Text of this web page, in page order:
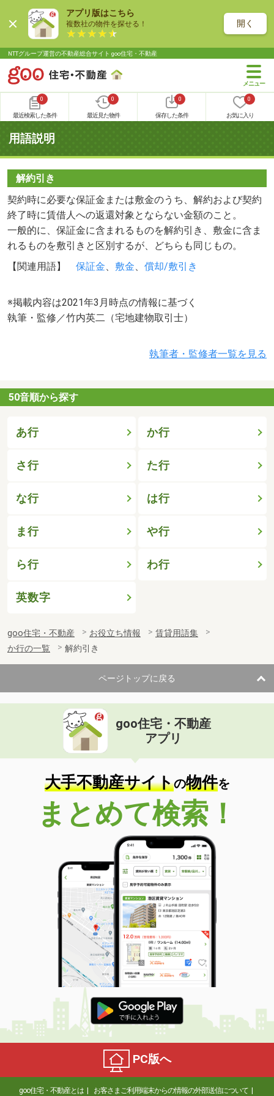
アプリ版はこちら
複数社の物件を探せる！ 開く
NTTグループ運営の不動産総合サイト goo住宅・不動産
0
最近検索した条件
0
最近見た物件
0
保存した条件
0
お気に入り
用語説明
解約引き
契約時に必要な保証金または敷金のうち、解約および契約
終了時に賃借人への返還対象とならない金額のこと。
一般的に、保証金に含まれるものを解約引き、敷金に含ま
れるものを敷引きと区別するが、どちらも同じもの。
【関連用語】 保証金、 敷金、 償却/敷引き
※掲載内容は2021年3月時点の情報に基づく
執筆・監修／竹内英二（宅地建物取引士）
執筆者・監修者一覧を見る
50音順から探す
あ行 か行
さ行 た行
な行 は行
ま行 や行
ら行 わ行
英数字
goo住宅・不動産 お役立ち情報
賃貸用語集
か行の一覧
解約引き
ページトップに戻る
goo住宅・不動産
アプリ
大手不動産サイトの物件を
まとめて検索！
PC版へ
goo住宅・不動産とは お客さまご利用端末からの情報の外部送信について